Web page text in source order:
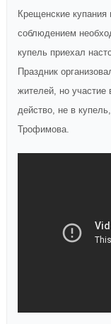
Крещенские
соблюдением
купель приехал
Праздник
жителей, но участие
действо, не в
Трофимова.